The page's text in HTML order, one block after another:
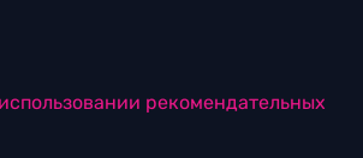
рекомендательных